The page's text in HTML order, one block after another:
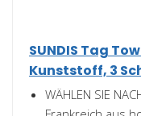
SUNDIS Tag
Kunststoff, 3
WÄHLEN SIE